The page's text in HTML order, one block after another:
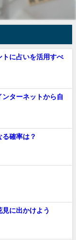
トに占いを活用すべ
ターネットから自
確率は？
に出かけよう